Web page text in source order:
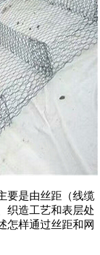
要是由丝距（线缆
织造工艺和表层处
怎样通过丝距和网